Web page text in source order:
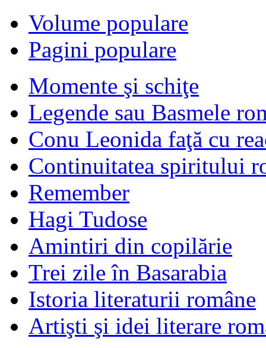
Volume populare
Pagini populare
Momente şi schiţe
Legende sau Basmele
Conu Leonida faţă cu
Continuitatea spiritului
Remember
Hagi Tudose
Amintiri din copilărie
Trei zile în Basarabia
Istoria literaturii române
Artişti şi idei literare